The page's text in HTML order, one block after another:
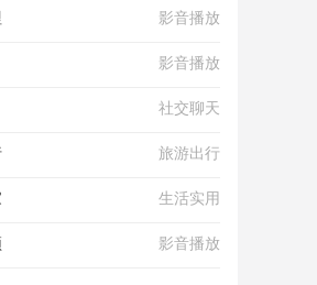
影音播放
影音播放
社交聊天
旅游出行
生活实用
影音播放